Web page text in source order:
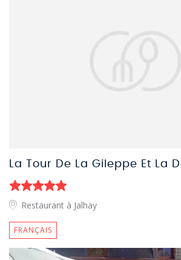
Restaurant à Jalhay
FRANÇAIS